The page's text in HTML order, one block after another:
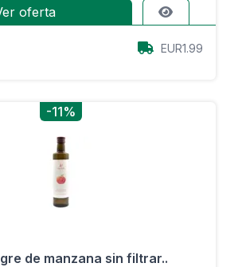
oferta
EUR1.99
-11%
de manzana sin filtrar..